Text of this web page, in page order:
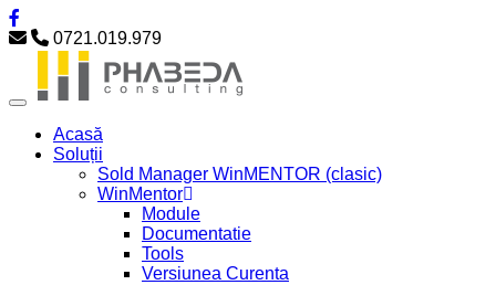
0721.019.979
Acasă
Soluții
Sold Manager WinMENTOR (clasic)
WinMentor
Module
Documentatie
Tools
Versiunea Curenta